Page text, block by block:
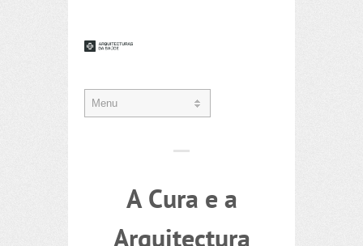
A Cura e a